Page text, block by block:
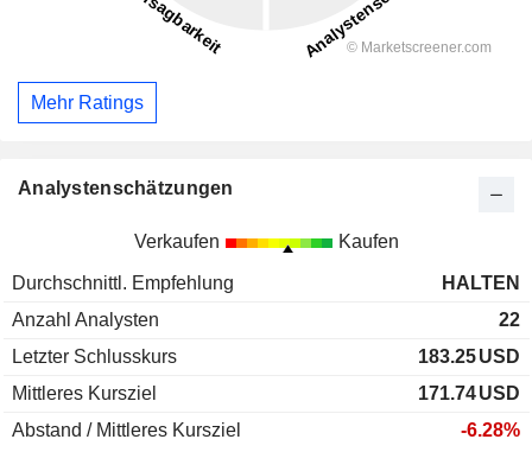
Mehr Ratings
Analystenschätzungen
Verkaufen Kaufen
Durchschnittl. Empfehlung
HALTEN
Anzahl Analysten
22
Letzter Schlusskurs
183.25USD
Mittleres Kursziel
171.74USD
Abstand / Mittleres Kursziel
-6.28%